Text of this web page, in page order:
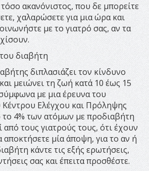
ακανόνιστος, που δε μπορείτε
χαλαρώσετε για μια ώρα και
με το γιατρό σας, αν τα
διαβήτη
διπλασιάζει τον κίνδυνο
μειώνει τη ζωή κατά 10 έως 15
με μια έρευνα του
Κέντρου Ελέγχου και Πρόληψης
4% των ατόμων με προδιαβήτη
τους γιατρούς τους, ότι έχουν
αποκτήσετε μία άποψη, για το αν ή
κάντε τις εξής ερωτήσεις,
σας και έπειτα προσθέστε.